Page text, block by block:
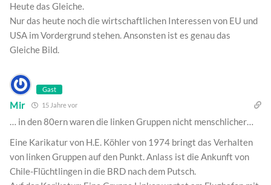
Heute das Gleiche.
Nur das heute noch die wirtschaftlichen Interessen von EU und
USA im Vordergrund stehen. Ansonsten ist es genau das
Gleiche Bild.
Gast
Mir 15 Jahre vor
… in den 80ern waren die linken Gruppen nicht menschlicher…
Eine Karikatur von H.E. Köhler von 1974 bringt das Verhalten
von linken Gruppen auf den Punkt. Anlass ist die Ankunft von
Chile-Flüchtlingen in die BRD nach dem Putsch.